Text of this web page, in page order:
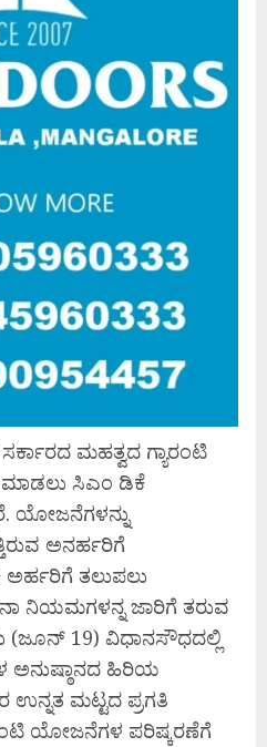
ಸರ್ಕಾರದ ಮಹತ್ವದ ಗ್ಯಾರಂಟಿ
ಸಿಎಂ ಡಿಕೆ
ಯೋಜನೆಗಳನ್ನು
ಅನರ್ಹರಿಗೆ
ಅರ್ಹರಿಗೆ ತಲುಪಲು
ನಿಯಮಗಳನ್ನ ಜಾರಿಗೆ ತರುವ
(ಜೂನ್ 19) ವಿಧಾನಸೌಧದಲ್ಲಿ
ಅನುಷ್ಠಾನದ ಹಿರಿಯ
ಉನ್ನತ ಮಟ್ಟದ ಪ್ರಗತಿ
ಯೋಜನೆಗಳ ಪರಿಷ್ಕರಣೆಗೆ